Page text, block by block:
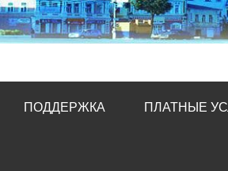
ПОДДЕРЖКА ПЛАТНЫЕ